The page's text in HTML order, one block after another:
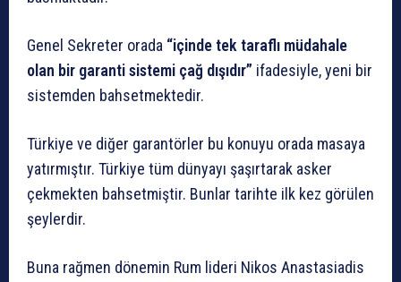
Genel Sekreter orada “içinde tek taraflı müdahale
olan bir garanti sistemi çağ dışıdır” ifadesiyle, yeni bir
sistemden bahsetmektedir.
Türkiye ve diğer garantörler bu konuyu orada masaya
yatırmıştır. Türkiye tüm dünyayı şaşırtarak asker
çekmekten bahsetmiştir. Bunlar tarihte ilk kez görülen
şeylerdir.
Buna rağmen dönemin Rum lideri Nikos Anastasiadis